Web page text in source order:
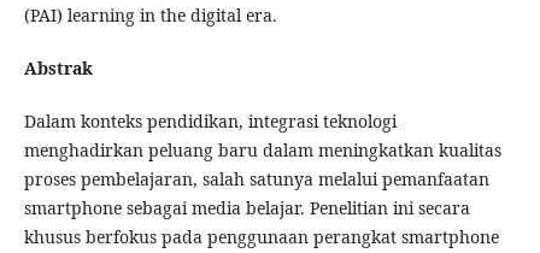
(PAI) learning in the digital era.
Abstrak
Dalam konteks pendidikan, integrasi teknologi
menghadirkan peluang baru dalam meningkatkan kualitas
proses pembelajaran, salah satunya melalui pemanfaatan
smartphone sebagai media belajar. Penelitian ini secara
khusus berfokus pada penggunaan perangkat smartphone